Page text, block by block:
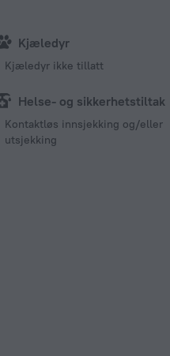
10 rom, 3 etasjer
Kjæledyr
Kjæledyr ikke tillatt
Helse- og sikkerhetstiltak
Kontaktløs innsjekking og/eller
utsjekking